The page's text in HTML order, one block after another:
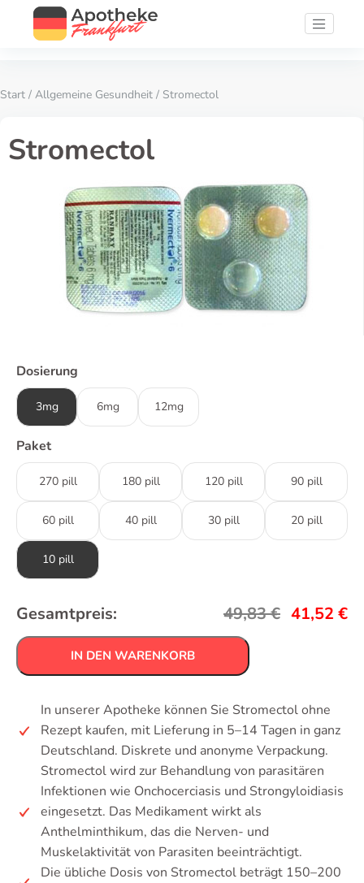
Start / Allgemeine Gesundheit / Stromectol
Stromectol
Dosierung
3mg 6mg 12mg
Paket
270 pill 180 pill 120 pill 90 pill
60 pill 40 pill 30 pill 20 pill
10 pill
Gesamtpreis: 49,83€ 41,52 €
IN DEN WARENKORB
In unserer Apotheke können Sie Stromectol ohne
Rezept kaufen, mit Lieferung in 5–14 Tagen in ganz
Deutschland. Diskrete und anonyme Verpackung.
Stromectol wird zur Behandlung von parasitären
Infektionen wie Onchocerciasis und Strongyloidiasis
eingesetzt. Das Medikament wirkt als
Anthelminthikum, das die Nerven- und
Muskelaktivität von Parasiten beeinträchtigt.
Die übliche Dosis von Stromectol beträgt 150–200